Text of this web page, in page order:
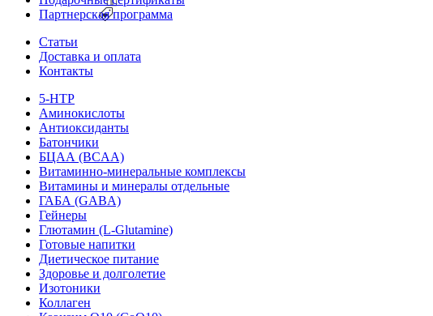
Партнерская программа
Статьи
Доставка и оплата
Контакты
5-HTP
Аминокислоты
Антиоксиданты
Батончики
БЦАА (BCAA)
Витаминно-минеральные комплексы
Витамины и минералы отдельные
ГАБА (GABA)
Гейнеры
Глютамин (L-Glutamine)
Готовые напитки
Диетическое питание
Здоровье и долголетие
Изотоники
Коллаген